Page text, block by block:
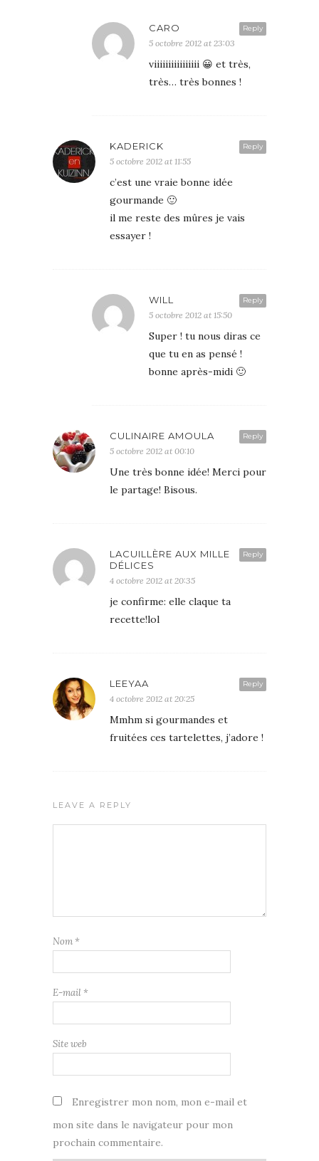
Reply
CARO
5 octobre 2012 at 23:03
viiiiiiiiiiiiiiii 😀 et très,
très… très bonnes !
Reply
KADERICK
5 octobre 2012 at 11:55
c’est une vraie bonne idée
gourmande 🙂
il me reste des mûres je vais
essayer !
Reply
WILL
5 octobre 2012 at 15:50
Super ! tu nous diras ce
que tu en as pensé !
bonne après-midi 🙂
Reply
CULINAIRE AMOULA
5 octobre 2012 at 00:10
Une très bonne idée! Merci pour
le partage! Bisous.
Reply
LACUILLÈRE AUX MILLE
DÉLICES
4 octobre 2012 at 20:35
je confirme: elle claque ta
recette!lol
Reply
LEEYAA
4 octobre 2012 at 20:25
Mmhm si gourmandes et
fruitées ces tartelettes, j’adore !
LEAVE A REPLY
Nom *
E-mail *
Site web
Enregistrer mon nom, mon e-mail et
mon site dans le navigateur pour mon
prochain commentaire.